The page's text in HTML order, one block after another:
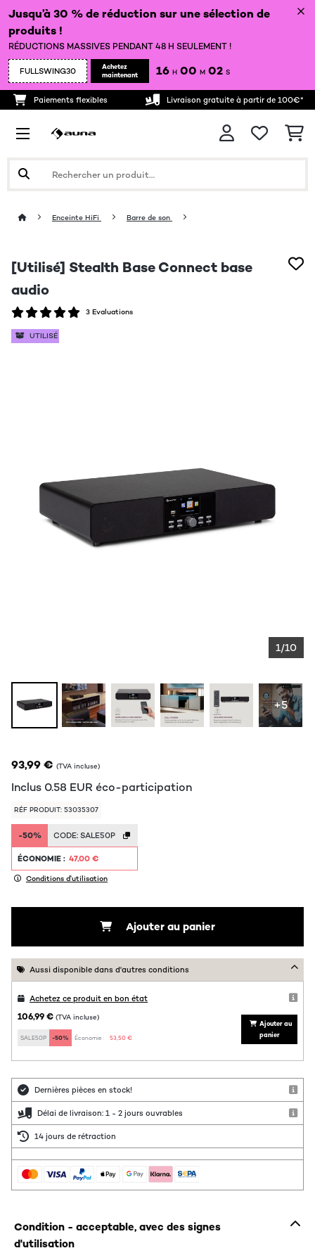
Jusqu’à 30 % de réduction sur une sélection de
produits !
RÉDUCTIONS MASSIVES PENDANT 48 H SEULEMENT !
FULLSWING30
Achetez
maintenant
16 H 00 M 01 S
Paiements flexibles Livraison gratuite à partir de 100€*
Enceinte HiFi Barre de son
[Utilisé] Stealth Base Connect base
audio
3 Evaluations
UTILISÉ
1/10
+5
93,99 € (TVA incluse)
Inclus 0.58 EURéco-participation
RÉF PRODUIT: 53035307
-50% CODE: SALE50P
ÉCONOMIE : 47,00 €
Conditions d'utilisation
Ajouter au panier
Aussi disponible dans d'autres conditions
Achetez ce produit en bon état
106,99 € (TVA incluse)
SALE50P -50% Économie : 53,50 €
Ajouter au
panier
Dernières pièces en stock!
Délai de livraison: 1 - 2 jours ouvrables
14 jours de rétraction
Condition - acceptable, avec des signes
d'utilisation